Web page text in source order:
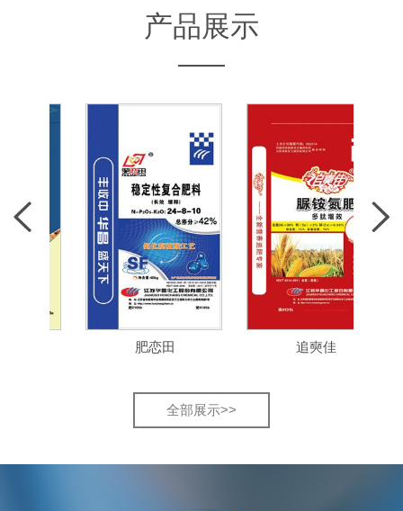
产品展示
肥恋田 追奭佳
全部展示>>